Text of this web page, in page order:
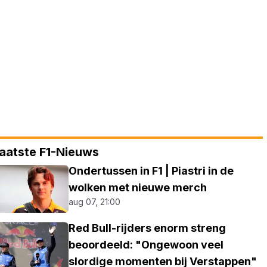
F1-Nieuws
Ondertussen in F1 | Piastri in de
wolken met nieuwe merch
aug 07, 21:00
Red Bull-rijders enorm streng
beoordeeld: "Ongewoon veel
slordige momenten bij Verstappen"